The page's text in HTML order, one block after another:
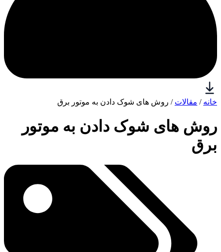
خانه / مقالات / روش های شوک دادن به موتور برق
روش های شوک دادن به موتور
برق